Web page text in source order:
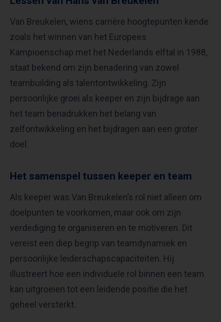
Van Breukelen, wiens carrière hoogtepunten kende
zoals het winnen van het Europees
Kampioenschap met het Nederlands elftal in 1988,
staat bekend om zijn benadering van zowel
teambuilding als talentontwikkeling. Zijn
persoonlijke groei als keeper en zijn bijdrage aan
het team benadrukken het belang van
zelfontwikkeling en het bijdragen aan een groter
doel.
Het samenspel tussen keeper en team
Als keeper was Van Breukelen’s rol niet alleen om
doelpunten te voorkomen, maar ook om zijn
verdediging te organiseren en te motiveren. Dit
vereist een diep begrip van teamdynamiek en
persoonlijke leiderschapscapaciteiten. Hij
illustreert hoe een individuele rol binnen een team
kan uitgroeien tot een leidende positie die het
geheel versterkt.